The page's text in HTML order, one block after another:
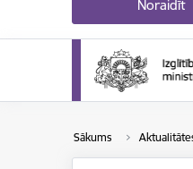
Noraidīt
Sākums